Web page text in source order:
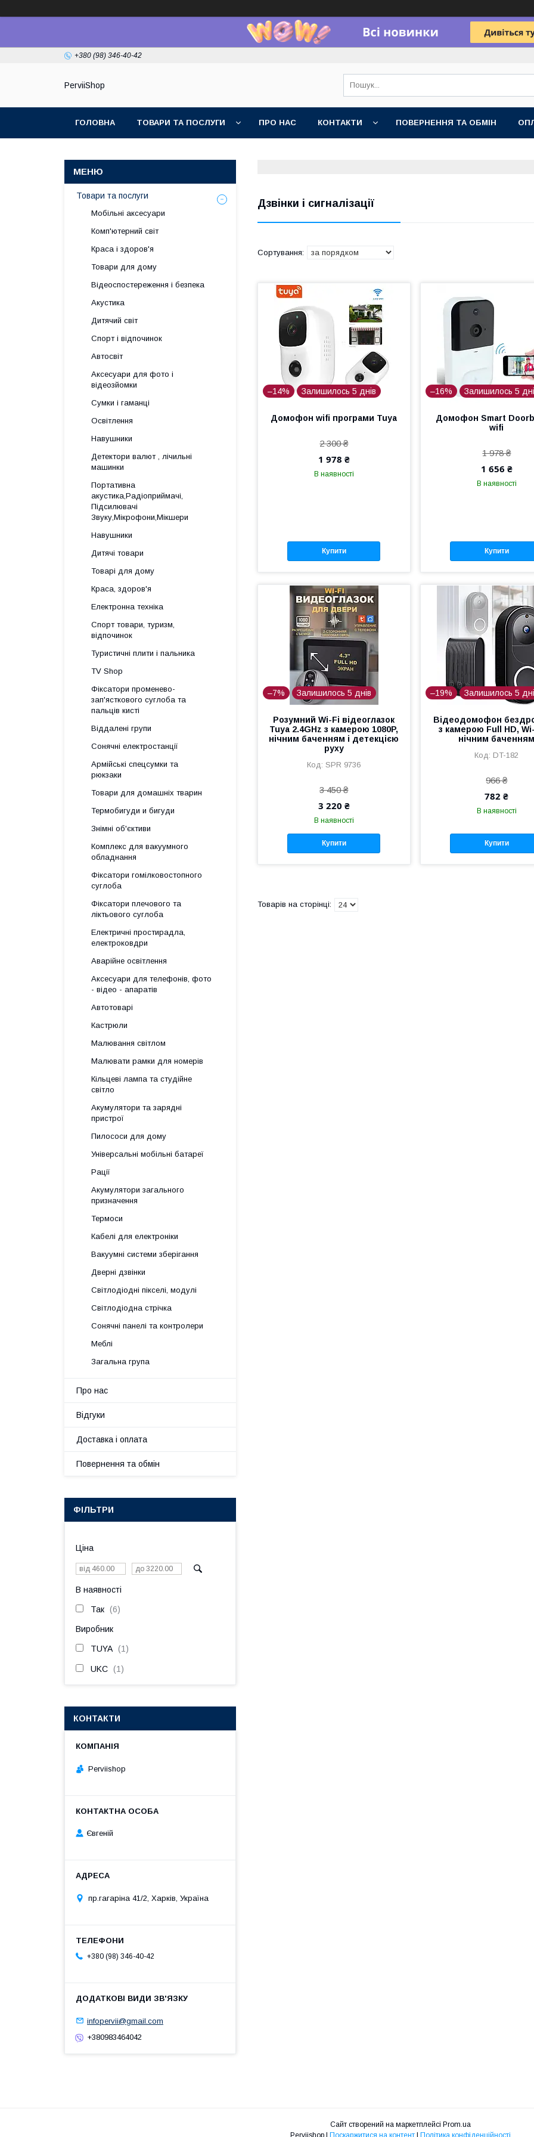
+380 (98) 346-40-42
PerviiShop
ГОЛОВНА ТОВАРИ ТА ПОСЛУГИ ПРО НАС КОНТАКТИ ПОВЕРНЕННЯ ТА ОБМІН
Дзвінки і сигналізації
–14% Залишилось 5 днів
Домофон wifi програми Tuya
2 300 ₴
1 978 ₴
В наявності
Купити
–16% Залишилось 5
Домофон Smart
wifi
1 978 ₴
1 656 ₴
В наявності
Купити
–7% Залишилось 5 днів
Розумний Wi-Fi відеоглазок
Tuya 2.4GHz з камерою 1080P,
нічним баченням і детекцією
руху
SPR 9736
3 450 ₴
3 220 ₴
В наявності
Купити
–19% Залишилось 5
Відеодомофон
з камерою Full HD,
нічним баченням
DT-182
966 ₴
782 ₴
В наявності
Купити
Товари та послуги
Мобільні аксесуари
Комп'ютерний світ
Краса і здоров'я
Товари для дому
Відеоспостереження і безпека
Акустика
Дитячий світ
Спорт і відпочинок
Автосвіт
Аксесуари для фото і
відеозйомки
Сумки і гаманці
Освітлення
Навушники
Детектори валют , лічильні
машинки
Портативна
акустика,Радіоприймачі,
Підсилювачі
Звуку,Мікрофони,Мікшери
Навушники
Дитячі товари
Товарі для дому
Краса, здоров'я
Електронна техніка
Спорт товари, туризм,
відпочинок
Туристичні плити і пальника
TV Shop
Фіксатори променево-
зап'ясткового суглоба та
пальців кисті
Віддалені групи
Сонячні електростанції
Армійські спецсумки та
рюкзаки
Товари для домашніх тварин
Термобигуди и бигуди
Знімні об'єктиви
Комплекс для вакуумного
обладнання
Фіксатори гомілковостопного
суглоба
Фіксатори плечового та
ліктьового суглоба
Електричні простирадла,
електроковдри
Аварійне освітлення
Аксесуари для телефонів, фото
- відео - апаратів
Автотоварі
Кастрюли
Малювання світлом
Малювати рамки для номерів
Кільцеві лампа та студійне
світло
Акумулятори та зарядні
пристрої
Пилососи для дому
Універсальні мобільні батареї
Рації
Акумулятори загального
призначення
Термоси
Кабелі для електроніки
Вакуумні системи зберігання
Дверні дзвінки
Світлодіодні пікселі, модулі
Світлодіодна стрічка
Сонячні панелі та контролери
Меблі
Загальна група
Про нас
Відгуки
Доставка і оплата
Повернення та обмін
ФІЛЬТРИ
Ціна
В наявності
Так 6
Виробник
TUYA 1
UKC 1
КОНТАКТИ
Perviishop
Євгеній
пр.гагаріна 41/2, Харків, Україна
+380 (98) 346-40-42
infopervii@gmail.com
+380983464042
Сайт створений на маркетплейсі Prom.ua
Perviishop | Поскаржитися на контент | Політика конфіденційності